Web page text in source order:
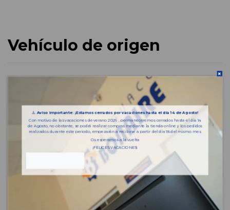
Vehículo de origen
⚠️Aviso importante: ¡Estamos cerrados por vacaciones hasta el día 14 de Agosto!
Con motivo de las vacaciones de verano 2026 , permaneceremos cerrados hasta el día 14
de Agosto, no obstante, se podrá realizar compras mediante la tienda online y los pedidos
realizados durante este periodo, empezarán a recibirse a partir del día 18 del mismo mes.
Os esperamos a la vuelta
¡FELICES VACACIONES!